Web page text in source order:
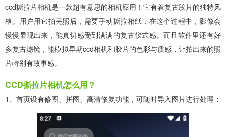
ccd撕拉片相机是一款超有意思的相机应用！它有着复古胶片的独特风
格。用户用它拍完照后，需要手动撕拉相纸，在这个过程中，影像会
慢慢显现出来，能真切感受到满满的复古仪式感。而且软件里还有好
多复古滤镜，能模拟早期ccd相机和胶片的色彩与质感，让拍出来的照
片特别有故事感。
CCD撕拉片相机怎么用？
1、首页设有修图、拼图、高清修复功能，可随时导入图片进行处理；